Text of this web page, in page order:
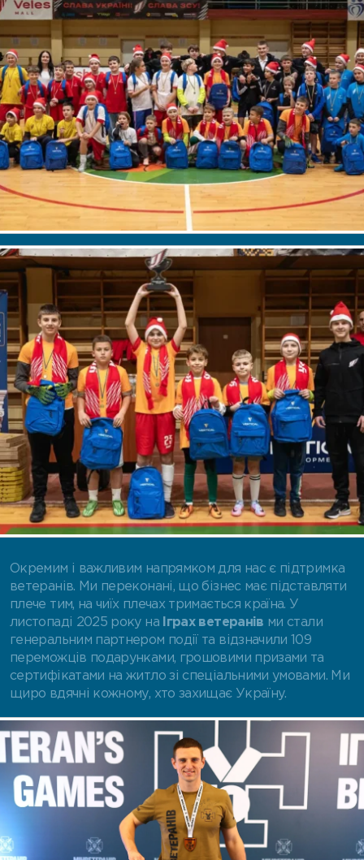
Окремим і важливим напрямком для нас є підтримка
ветеранів. Ми переконані, що бізнес має підставляти
плече тим, на чиїх плечах тримається країна. У
листопаді 2025 року на
Іграх ветеранів ми стали
генеральним партнером події та відзначили 109
переможців подарунками, грошовими призами та
сертифікатами на житло зі спеціальними умовами. Ми
щиро вдячні кожному, хто захищає Україну.